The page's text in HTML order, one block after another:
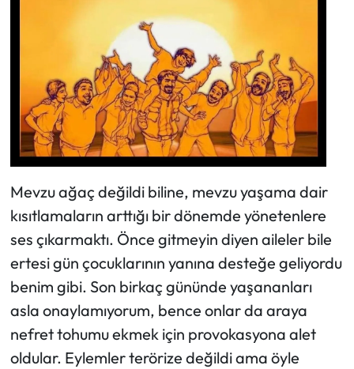
Mevzu ağaç değildi biline, mevzu yaşama dair
kısıtlamaların arttığı bir dönemde yönetenlere
ses çıkarmaktı. Önce gitmeyin diyen aileler bile
ertesi gün çocuklarının yanına desteğe geliyordu
benim gibi. Son birkaç gününde yaşananları
asla onaylamıyorum, bence onlar da araya
nefret tohumu ekmek için provokasyona alet
oldular. Eylemler terörize değildi ama öyle